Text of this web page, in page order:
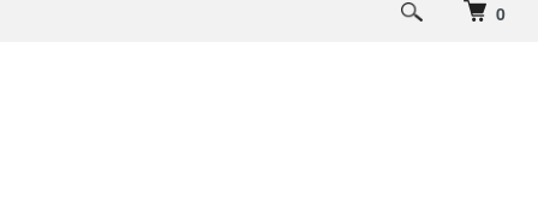
0